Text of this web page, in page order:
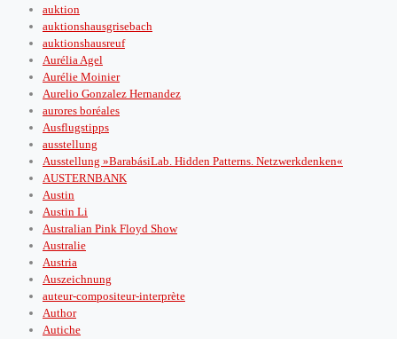
auktion
auktionshausgrisebach
auktionshausreuf
Aurélia Agel
Aurélie Moinier
Aurelio Gonzalez Hernandez
aurores boréales
Ausflugstipps
ausstellung
Ausstellung »BarabásiLab. Hidden Patterns. Netzwerkdenken«
AUSTERNBANK
Austin
Austin Li
Australian Pink Floyd Show
Australie
Austria
Auszeichnung
auteur-compositeur-interprète
Author
Autiche